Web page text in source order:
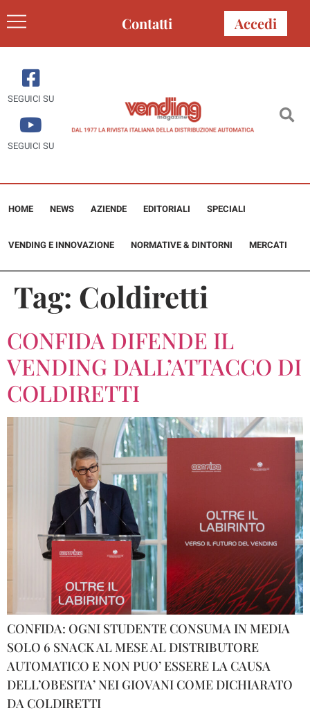
Contatti Accedi
SEGUICI SU
SEGUICI SU
HOME NEWS AZIENDE EDITORIALI SPECIALI
VENDING E INNOVAZIONE NORMATIVE & DINTORNI MERCATI
Tag: Coldiretti
CONFIDA DIFENDE IL
VENDING DALL’ATTACCO DI
COLDIRETTI
CONFIDA: OGNI STUDENTE CONSUMA IN MEDIA
SOLO 6 SNACK AL MESE AL DISTRIBUTORE
AUTOMATICO E NON PUO’ ESSERE LA CAUSA
DELL’OBESITA’ NEI GIOVANI COME DICHIARATO
DA COLDIRETTI